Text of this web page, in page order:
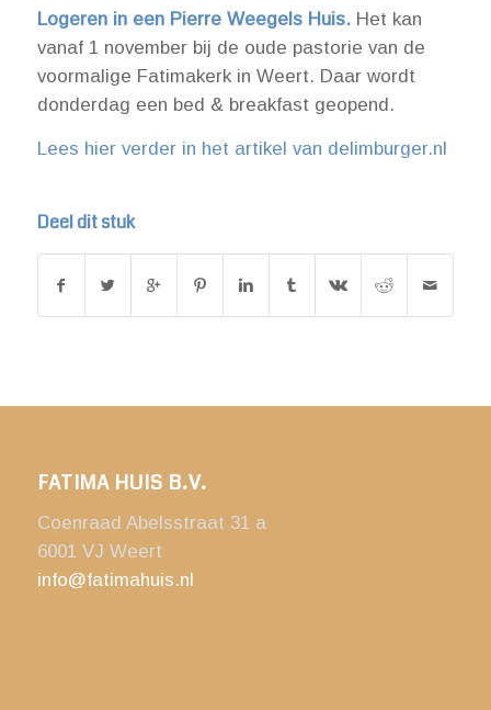
Logeren in een Pierre Weegels Huis.Het kan
vanaf 1 november bij de oude pastorie van de
voormalige Fatimakerk in Weert. Daar wordt
donderdag een bed & breakfast geopend.
Lees hier verder in het artikel van delimburger.nl
Deel dit stuk
FATIMA HUIS B.V.
Coenraad Abelsstraat 31 a
6001 VJ Weert
info@fatimahuis.nl